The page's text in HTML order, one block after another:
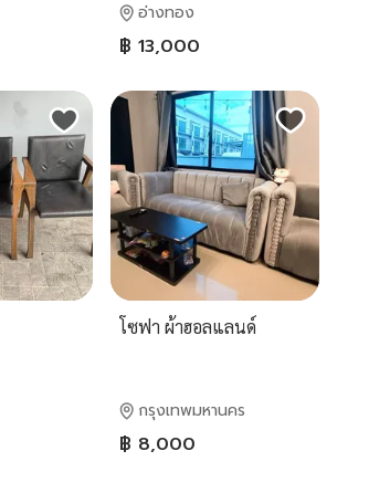
อ่างทอง
฿ 13,000
โซฟา ผ้าฮอลแลนด์
กรุงเทพมหานคร
฿ 8,000